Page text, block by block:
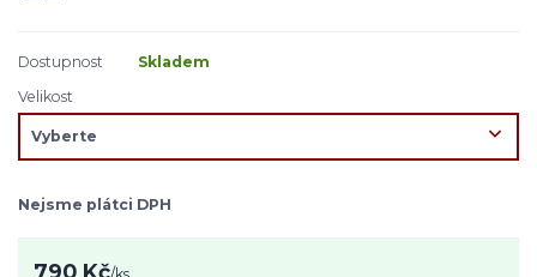
Dostupnost
Skladem
Velikost
Nejsme plátci DPH
790 Kč